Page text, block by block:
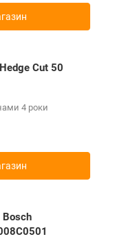
Cut 50
4 роки
Bosch